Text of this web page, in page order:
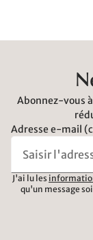
Abonnez-vous
Adresse e-mail
J'ai lu les
qu'un message